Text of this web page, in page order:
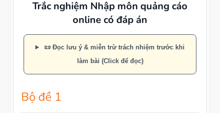
Trắc nghiệm Nhập môn quảng cáo
online có đáp án
📜 Đọc lưu ý & miễn trừ trách nhiệm trước khi
làm bài (Click để đọc)
Bộ đề 1